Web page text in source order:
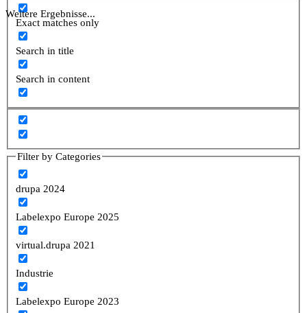
Weitere Ergebnisse...
Exact matches only
Search in title
Search in content
Filter by Categories
drupa 2024
Labelexpo Europe 2025
virtual.drupa 2021
Industrie
Labelexpo Europe 2023